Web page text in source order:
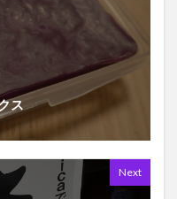
ス
Next